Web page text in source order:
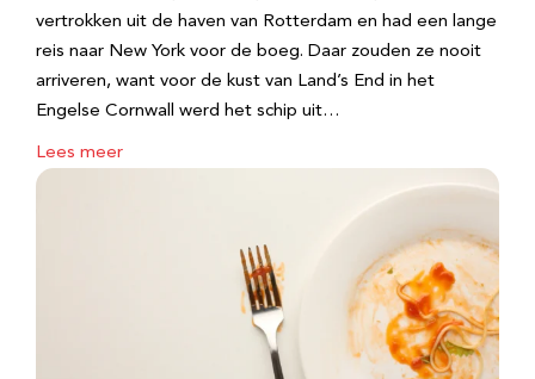
vertrokken uit de haven van Rotterdam en had een lange
reis naar New York voor de boeg. Daar zouden ze nooit
arriveren, want voor de kust van Land’s End in het
Engelse Cornwall werd het schip uit…
Lees meer